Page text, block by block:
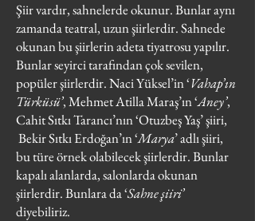
Şiir vardır, sahnelerde okunur. Bunlar aynı
zamanda teatral, uzun şiirlerdir. Sahnede
okunan bu şiirlerin adeta tiyatrosu yapılır.
Bunlar seyirci tarafından çok sevilen,
popüler şiirlerdir. Naci Yüksel’in ‘Vahap’ın
Türküsü’, Mehmet Atilla Maraş’ın ‘Aney’,
Cahit Sıtkı Tarancı’nın ‘Otuzbeş Yaş’ şiiri,
Bekir Sıtkı Erdoğan’ın ‘Marya’ adlı şiiri,
bu türe örnek olabilecek şiirlerdir. Bunlar
kapalı alanlarda, salonlarda okunan
şiirlerdir. Bunlara da ‘Sahne şiiri’
diyebiliriz.